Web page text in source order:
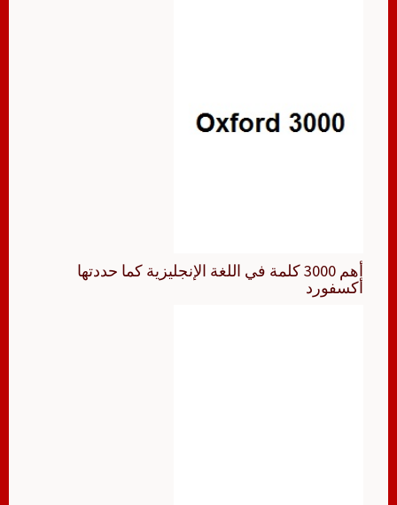
أهم 3000 كلمة في اللغة الإنجليزية كما حددتها
أكسفورد